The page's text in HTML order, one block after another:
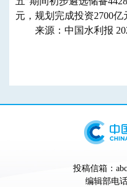
元，规划完成投资2700亿
来源：中国水利报
投稿信箱：
编辑部电